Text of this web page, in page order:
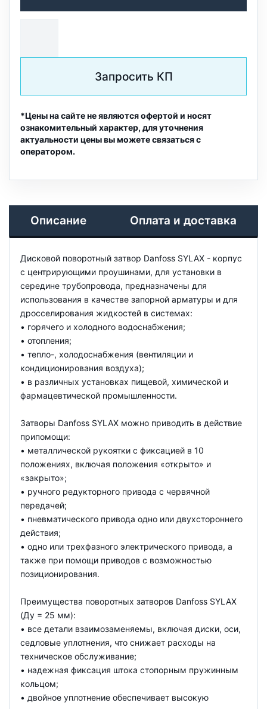
Запросить КП
*Цены на сайте не являются офертой и носят
ознакомительный характер, для уточнения
актуальности цены вы можете связаться с
оператором.
Описание Оплата и доставка
Дисковой поворотный затвор Danfoss SYLAX - корпус
с центрирующими проушинами, для установки в
середине трубопровода, предназначены для
использования в качестве запорной арматуры и для
дросселирования жидкостей в системах:
• горячего и холодного водоснабжения;
• отопления;
• тепло-, холодоснабжения (вентиляции и
кондиционирования воздуха);
• в различных установках пищевой, химической и
фармацевтической промышленности.
Затворы Danfoss SYLAX можно приводить в действие
припомощи:
• металлической рукоятки с фиксацией в 10
положениях, включая положения «открыто» и
«закрыто»;
• ручного редукторного привода с червячной
передачей;
• пневматического привода одно или двухстороннего
действия;
• одно или трехфазного электрического привода, а
также при помощи приводов с возможностью
позиционирования.
Преимущества поворотных затворов Danfoss SYLAX
(Ду = 25 мм):
• все детали взаимозаменяемы, включая диски, оси,
седловые уплотнения, что снижает расходы на
техническое обслуживание;
• надежная фиксация штока стопорным пружинным
кольцом;
• двойное уплотнение обеспечивает высокую